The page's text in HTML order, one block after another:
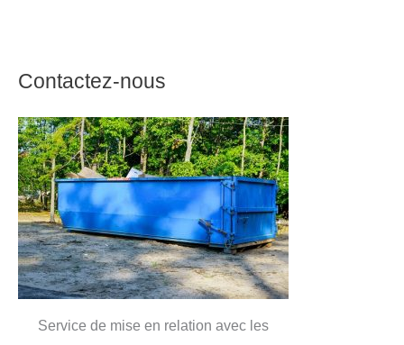
Contactez-nous
Service de mise en relation avec les